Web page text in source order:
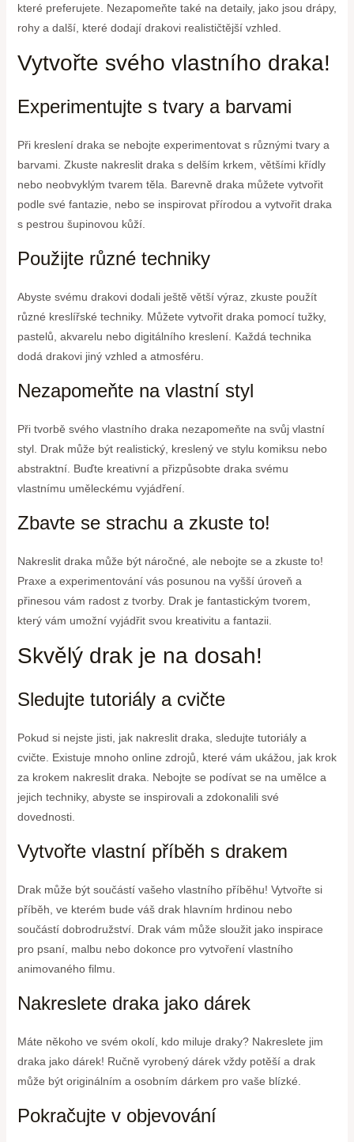
které preferujete. Nezapomeňte také na detaily, jako jsou drápy,
rohy a další, které dodají drakovi realističtější vzhled.
Vytvořte svého vlastního draka!
Experimentujte s tvary a barvami
Při kreslení draka se nebojte experimentovat s různými tvary a
barvami. Zkuste nakreslit draka s delším krkem, většími křídly
nebo neobvyklým tvarem těla. Barevně draka můžete vytvořit
podle své fantazie, nebo se inspirovat přírodou a vytvořit draka
s pestrou šupinovou kůží.
Použijte různé techniky
Abyste svému drakovi dodali ještě větší výraz, zkuste použít
různé kreslířské techniky. Můžete vytvořit draka pomocí tužky,
pastelů, akvarelu nebo digitálního kreslení. Každá technika
dodá drakovi jiný vzhled a atmosféru.
Nezapomeňte na vlastní styl
Při tvorbě svého vlastního draka nezapomeňte na svůj vlastní
styl. Drak může být realistický, kreslený ve stylu komiksu nebo
abstraktní. Buďte kreativní a přizpůsobte draka svému
vlastnímu uměleckému vyjádření.
Zbavte se strachu a zkuste to!
Nakreslit draka může být náročné, ale nebojte se a zkuste to!
Praxe a experimentování vás posunou na vyšší úroveň a
přinesou vám radost z tvorby. Drak je fantastickým tvorem,
který vám umožní vyjádřit svou kreativitu a fantazii.
Skvělý drak je na dosah!
Sledujte tutoriály a cvičte
Pokud si nejste jisti, jak nakreslit draka, sledujte tutoriály a
cvičte. Existuje mnoho online zdrojů, které vám ukážou, jak krok
za krokem nakreslit draka. Nebojte se podívat se na umělce a
jejich techniky, abyste se inspirovali a zdokonalili své
dovednosti.
Vytvořte vlastní příběh s drakem
Drak může být součástí vašeho vlastního příběhu! Vytvořte si
příběh, ve kterém bude váš drak hlavním hrdinou nebo
součástí dobrodružství. Drak vám může sloužit jako inspirace
pro psaní, malbu nebo dokonce pro vytvoření vlastního
animovaného filmu.
Nakreslete draka jako dárek
Máte někoho ve svém okolí, kdo miluje draky? Nakreslete jim
draka jako dárek! Ručně vyrobený dárek vždy potěší a drak
může být originálním a osobním dárkem pro vaše blízké.
Pokračujte v objevování